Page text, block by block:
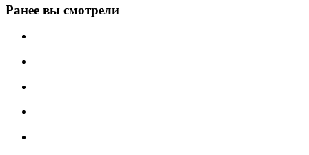
Ранее вы смотрели